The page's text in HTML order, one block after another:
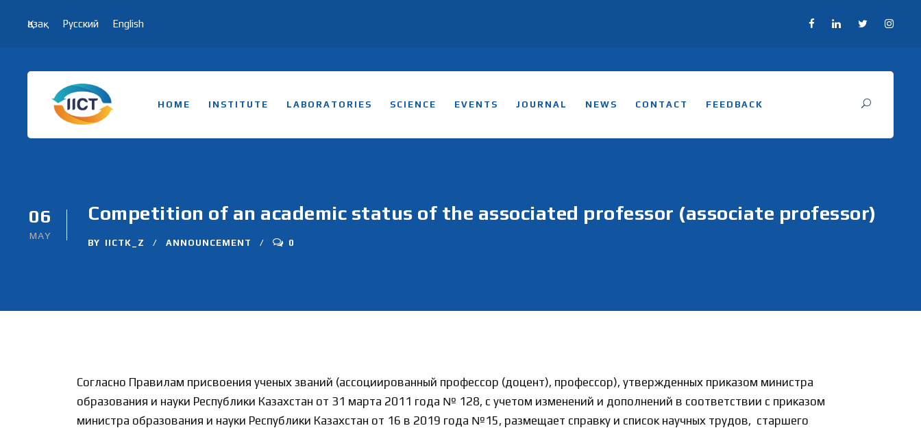
Қазақ Русский English
HOME INSTITUTE LABORATORIES SCIENCE EVENTS JOURNAL NEWS CONTACT FEEDBACK
06
MAY
Competition of an academic status of the associated professor (associate professor)
BY IICTK_Z ANNOUNCEMENT 0
Согласно Правилам присвоения ученых званий (ассоциированный профессор (доцент), профессор), утвержденных приказом министра
образования и науки Республики Казахстан от 31 марта 2011 года № 128, с учетом изменений и дополнений в соответствии с приказом
министра образования и науки Республики Казахстан от 16 в 2019 года №15, размещает справку и список научных трудов, старшего